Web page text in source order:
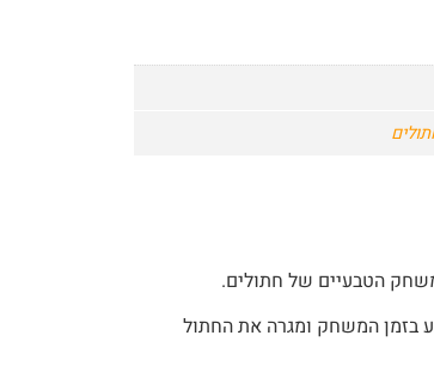
הטבעיים של חתולים.
בזמן המשחק ומגרה את החתול